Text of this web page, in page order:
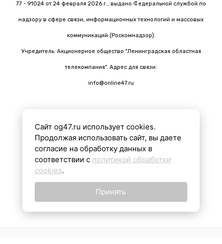
77 - 91024 от 24 февраля 2026 г., выдано Федеральной службой по
надзору в сфере связи, информационных технологий и массовых
коммуникаций (Роскомнадзор).
Учредитель: Акционерное общество "Ленинградская областная
телекомпания". Адрес для связи:
info@online47.ru
Все материалы на сайте подготовлены с помощью ИИ
16+
Сайт og47.ru использует cookies.
Продолжая использовать сайт, вы даете
согласие на обработку данных в
соответствии с политикой обработки
cookies.
Принять